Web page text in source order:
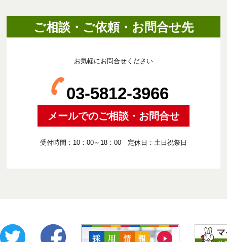
ご相談・ご依頼・お問合せ先
お気軽にお問合せください
03-5812-3966
メールでのご相談・お問合せ
受付時間：10：00～18：00 定休日：土日祝祭日